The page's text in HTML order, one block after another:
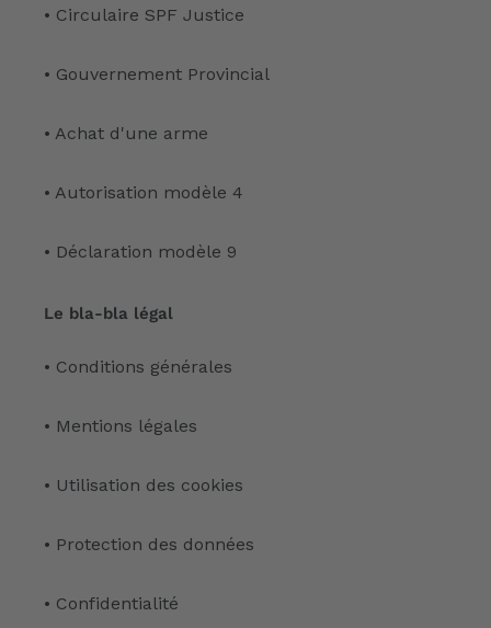
• Circulaire SPF Justice
• Gouvernement Provincial
• Achat d'une arme
• Autorisation modèle 4
• Déclaration modèle 9
Le bla-bla légal
• Conditions générales
• Mentions légales
• Utilisation des cookies
• Protection des données
• Confidentialité